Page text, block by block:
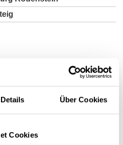
Details Über Cookies
Cookies